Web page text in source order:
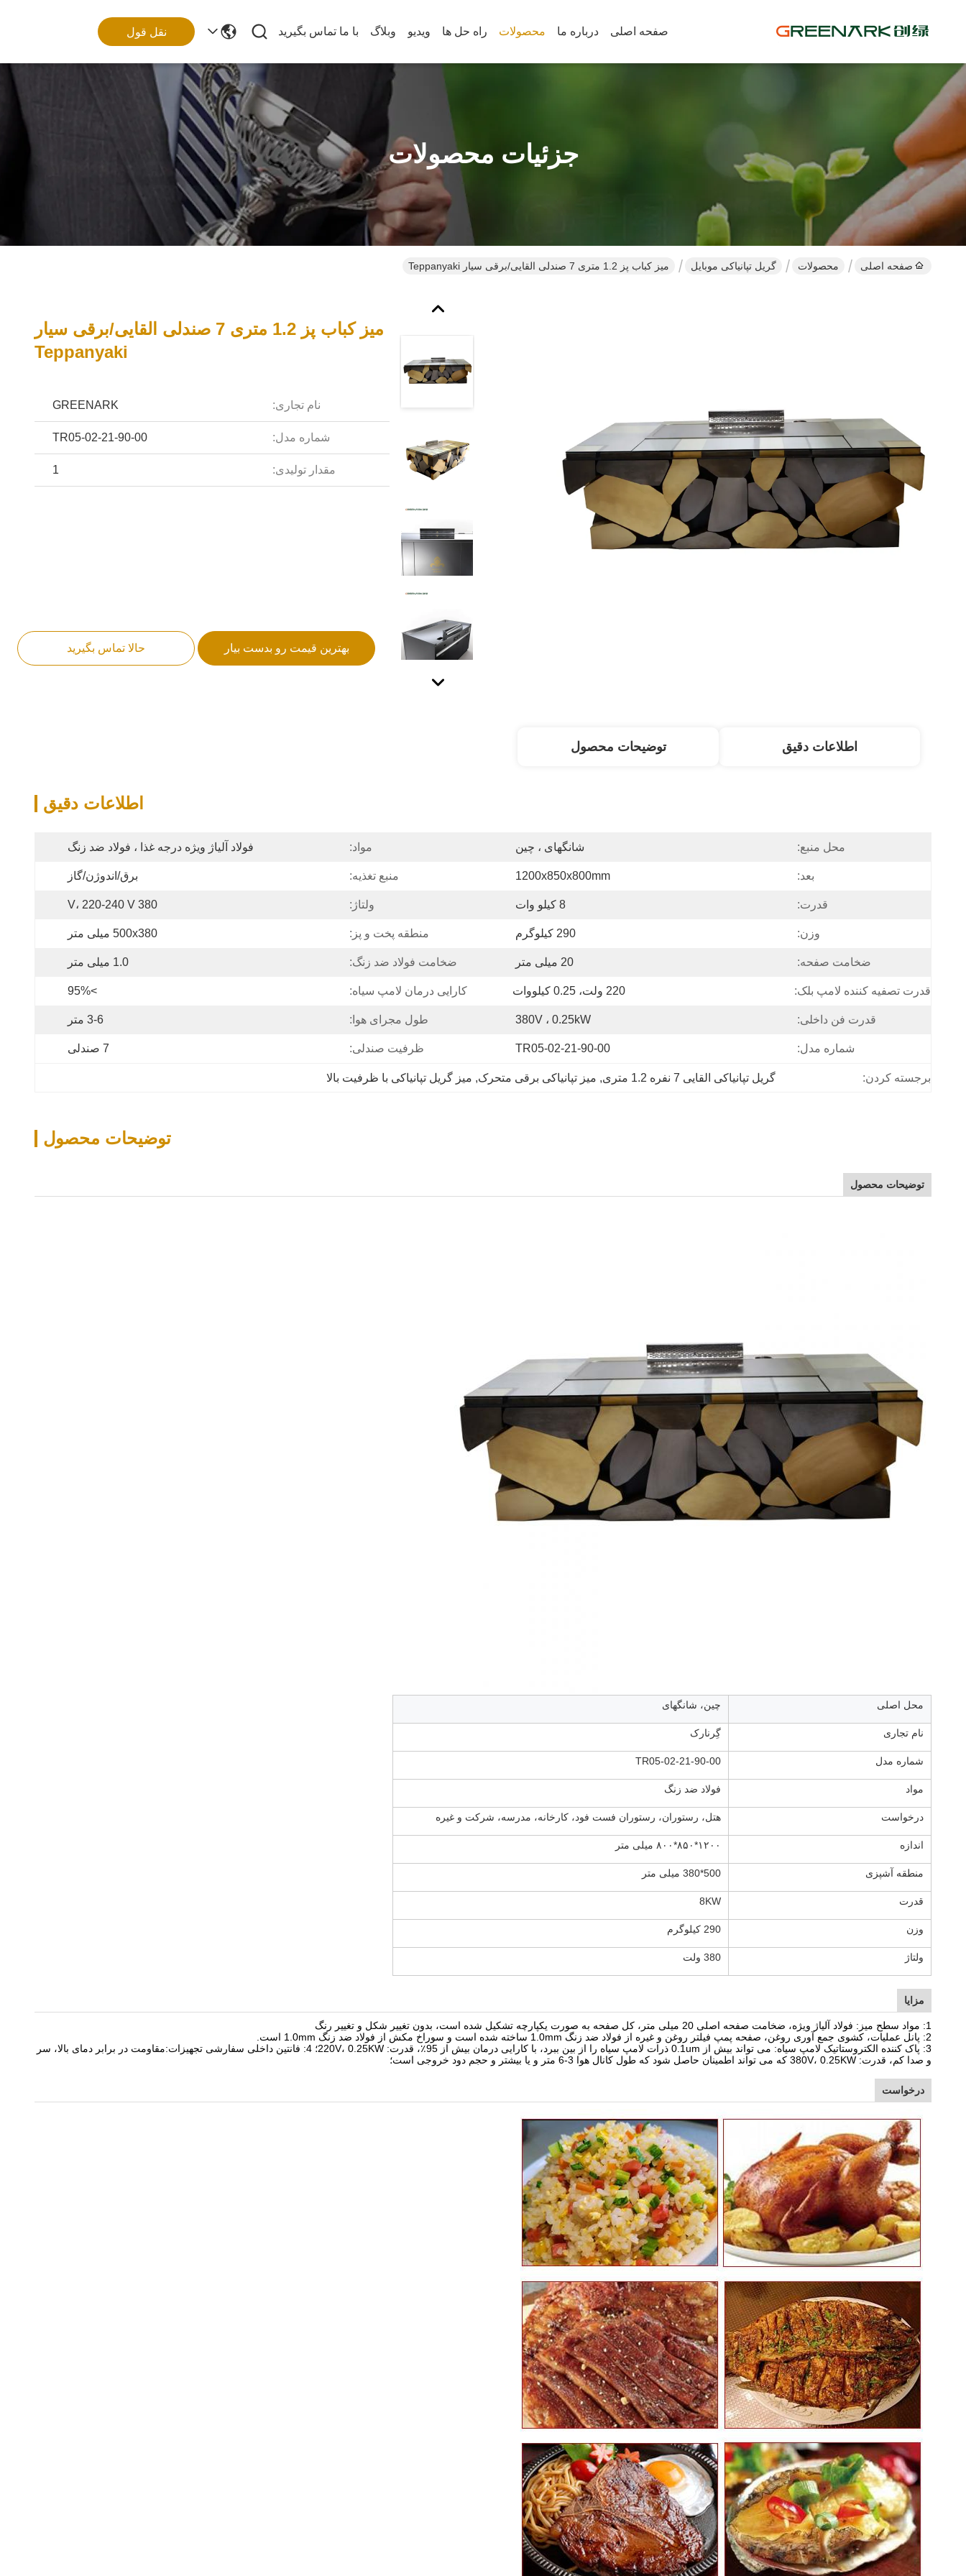
صفحه اصلی درباره ما محصولات راه حل ها ویدیو وبلاگ با ما تماس بگیرید نقل قول
جزئیات محصولات
صفحه اصلی محصولات گریل تپانیاکی موبایل میز کباب پز 1.2 متری 7 صندلی القایی/برقی سیار Teppanyaki
میز کباب پز 1.2 متری 7 صندلی القایی/برقی سیار
Teppanyaki
نام تجاری: GREENARK
شماره مدل: TR05-02-21-90-00
مقدار تولیدی: 1
بهترین قیمت رو بدست بیار حالا تماس بگیرید
اطلاعات دقیق توضیحات محصول
اطلاعات دقیق
محل منبع: شانگهای ، چین مواد: فولاد آلیاژ ویژه درجه غذا ، فولاد ضد زنگ
بعد: 1200x850x800mm منبع تغذیه: برق/اندوژن/گاز
قدرت: 8 کیلو وات ولتاژ: 380 V، 220-240 V
وزن: 290 کیلوگرم منطقه پخت و پز: 500x380 میلی متر
ضخامت صفحه: 20 میلی متر ضخامت فولاد ضد زنگ: 1.0 میلی متر
قدرت تصفیه کننده لامپ بلک: 220 ولت، 0.25 کیلووات کارایی درمان لامپ سیاه: >95%
قدرت فن داخلی: 380V ، 0.25kW طول مجرای هوا: 3-6 متر
شماره مدل: TR05-02-21-90-00 ظرفیت صندلی: 7 صندلی
برجسته کردن: گریل تپانیاکی القایی 7 نفره 1.2 متری , میز تپانیاکی برقی متحرک, میز گریل تپانیاکی با ظرفیت بالا
توضیحات محصول
توضیحات محصول
محل اصلی چین، شانگهای
نام تجاری گِرنارک
شماره مدل TR05-02-21-90-00
مواد فولاد ضد زنگ
درخواست هتل، رستوران، رستوران فست فود، کارخانه، مدرسه، شرکت و غیره
اندازه ۱۲۰۰*۸۵۰*۸۰۰ میلی متر
منطقه آشپزی 500*380 میلی متر
قدرت 8KW
وزن 290 کیلوگرم
ولتاژ 380 ولت
مزایا
1: مواد سطح میز: فولاد آلیاژ ویژه، ضخامت صفحه اصلی 20 میلی متر، کل صفحه به صورت یکپارچه تشکیل شده است، بدون تغییر شکل و تغییر رنگ
2: پانل عملیات، کشوی جمع آوری روغن، صفحه پمپ فیلتر روغن و غیره از فولاد ضد زنگ 1.0mm ساخته شده است و سوراخ مکش از فولاد ضد زنگ 1.0mm است.
3: پاک کننده الکتروستاتیک لامپ سیاه: می تواند بیش از 0.1um ذرات لامپ سیاه را از بین ببرد، با کارایی درمان بیش از 95٪، قدرت: 220V، 0.25KW؛ 4: فانتین داخلی سفارشی تجهیزات:مقاومت در برابر دمای بالا، سر
و صدا کم، قدرت: 380V، 0.25KW که می تواند اطمینان حاصل شود که طول کانال هوا 3-6 متر و یا بیشتر و حجم دود خروجی است؛
درخواست